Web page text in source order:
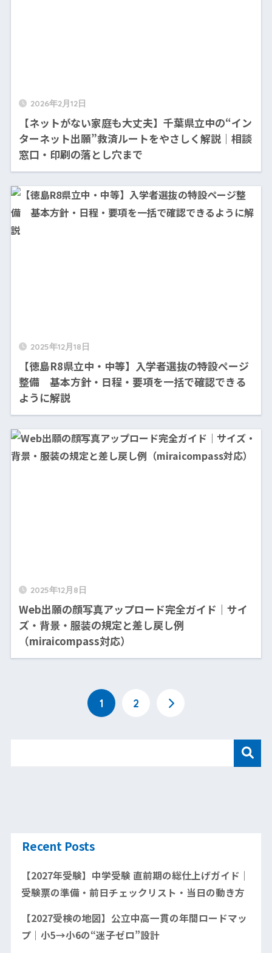
2026年2月12日
【ネットがない家庭も大丈夫】千葉県立中の“イン
ターネット出願”救済ルートをやさしく解説｜相談
窓口・印刷の落とし穴まで
2025年12月18日
【徳島R8県立中・中等】入学者選抜の特設ページ
整備 基本方針・日程・要項を一括で確認できる
ように解説
2025年12月8日
Web出願の顔写真アップロード完全ガイド｜サイ
ズ・背景・服装の規定と差し戻し例
（miraicompass対応）
1 2
Recent Posts
【2027年受験】中学受験 直前期の総仕上げガイド｜
受験票の準備・前日チェックリスト・当日の動き方
【2027受検の地図】公立中高一貫の年間ロードマッ
プ｜小5→小6の“迷子ゼロ”設計